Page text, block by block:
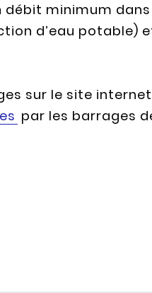
minimum
d’eau potable)
sur le site
par les barrages